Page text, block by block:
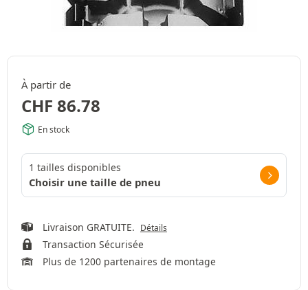
À partir de
CHF 86.78
En stock
1 tailles disponibles
Choisir une taille de pneu
Livraison GRATUITE. Détails
Transaction Sécurisée
Plus de 1200 partenaires de montage